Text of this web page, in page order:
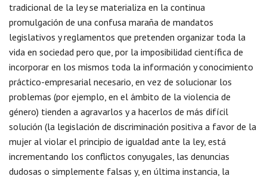
tradicional de la ley se materializa en la continua
promulgación de una confusa maraña de mandatos
legislativos y reglamentos que pretenden organizar toda la
vida en sociedad pero que, por la imposibilidad científica de
incorporar en los mismos toda la información y conocimiento
práctico-empresarial necesario, en vez de solucionar los
problemas (por ejemplo, en el ámbito de la violencia de
género) tienden a agravarlos y a hacerlos de más difícil
solución (la legislación de discriminación positiva a favor de la
mujer al violar el principio de igualdad ante la ley, está
incrementando los conflictos conyugales, las denuncias
dudosas o simplemente falsas y, en última instancia, la